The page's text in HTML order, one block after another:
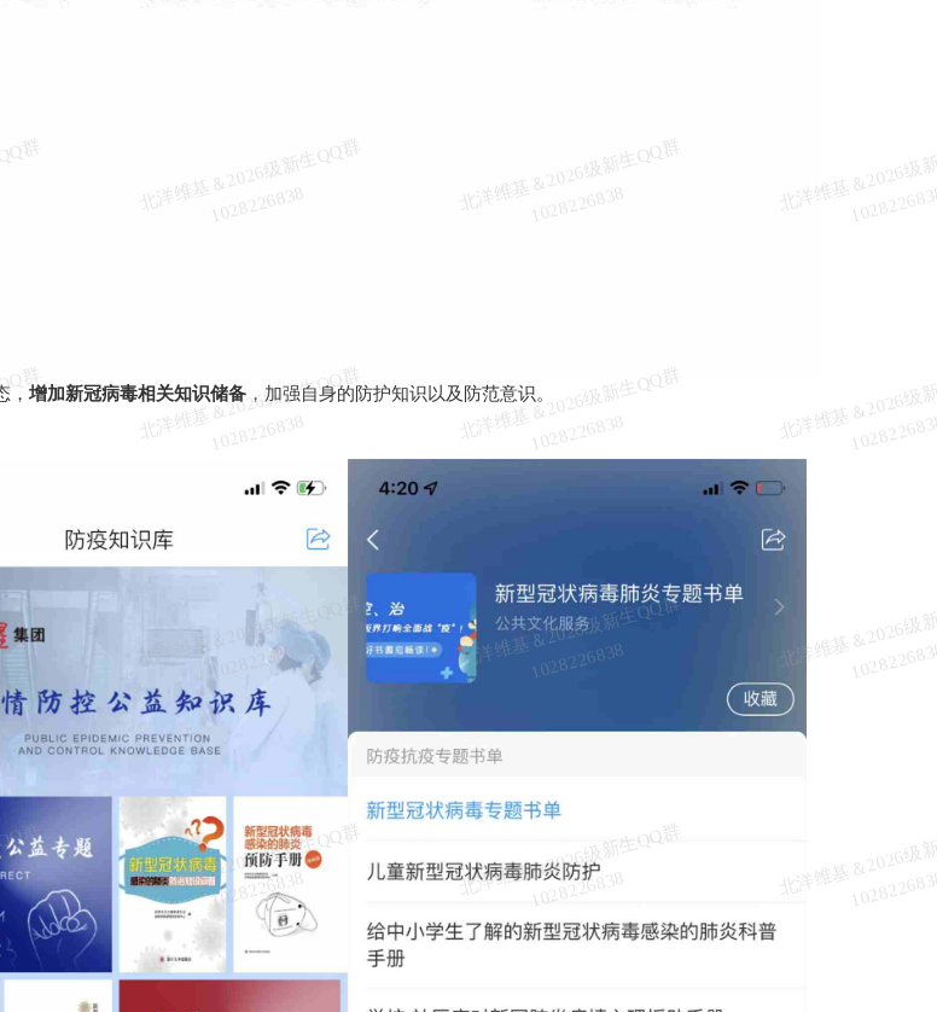
，增加新冠病毒相关知识储备 ，加强自身的防护知识以及防范意识。
北
洋
维
基
＆
2
0
2
6
级
新
生
Q
Q
群
1
0
2
8
2
2
6
8
3
8 北
洋
维
基
＆
2
0
2
6
级
新
生
Q
Q
群
1
0
2
8
2
2
6
8
3
8
北
洋
维
基
＆
2
0
2
6
级
新
生
Q
Q
群
1
0
2
8
2
2
6
8
3
8 北
洋
维
基
＆
2
0
2
6
级
新
生
Q
Q
群
1
0
2
8
2
2
6
8
3
8
北
洋
维
基
＆
2
0
2
6
级
新
生
Q
Q
群
1
0
2
8
2
2
6
8
3
8 北
洋
维
基
＆
2
0
2
6
级
新
生
Q
Q
群
1
0
2
8
2
2
6
8
3
8
北
洋
维
基
＆
2
0
2
6
级
新
生
Q
Q
群
1
0
2
8
2
2
6
8
3
8 北
洋
维
基
＆
2
0
2
6
级
新
生
Q
Q
群
1
0
2
8
2
2
6
8
3
8